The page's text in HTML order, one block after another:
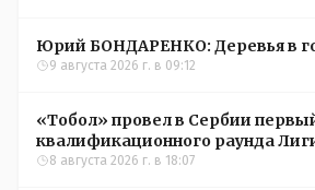
Юрий БОНДАРЕНКО: Деревья в
9 августа 2026 г. в 09:12
«Тобол» провел в Сербии
квалификационного раунда
УЕФА
8 августа 2026 г. в 18:07